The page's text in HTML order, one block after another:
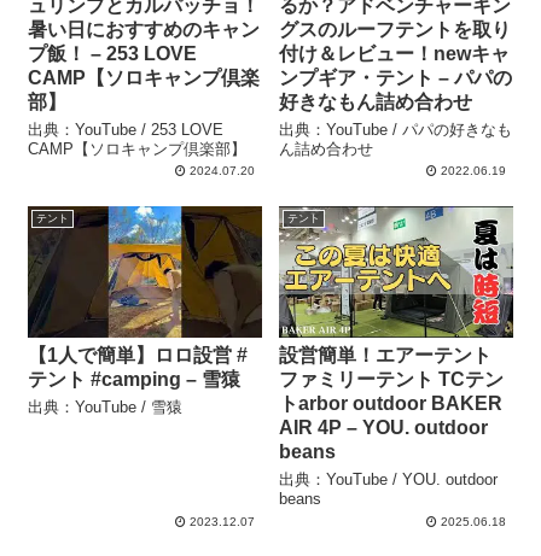
ュリンプとカルパッチョ！
暑い日におすすめのキャン
プ飯！ – 253 LOVE
CAMP【ソロキャンプ倶楽
部】
出典：YouTube / 253 LOVE
CAMP【ソロキャンプ倶楽部】
2024.07.20
るか？アドベンチャーキン
グスのルーフテントを取り
付け＆レビュー！newキャ
ンプギア・テント – パパの
好きなもん詰め合わせ
出典：YouTube / パパの好きなも
ん詰め合わせ
2022.06.19
テント
【1人で簡単】ロロ設営 #
テント #camping – 雪猿
出典：YouTube / 雪猿
2023.12.07
テント
設営簡単！エアーテント
ファミリーテント TCテン
トarbor outdoor BAKER
AIR 4P – YOU. outdoor
beans
出典：YouTube / YOU. outdoor
beans
2025.06.18